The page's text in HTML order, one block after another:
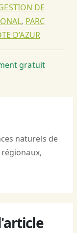
DE
, PARC
D’AZUR
gratuit
naturels de
régionaux,